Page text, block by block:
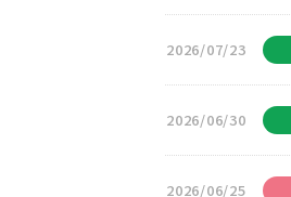
2026/07/23
2026/06/30
2026/06/25